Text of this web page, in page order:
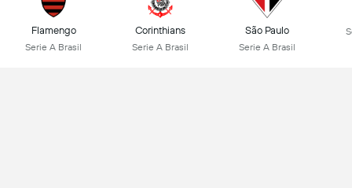
Flamengo
Serie A Brasil
Corinthians
Serie A Brasil
São Paulo
Serie A Brasil